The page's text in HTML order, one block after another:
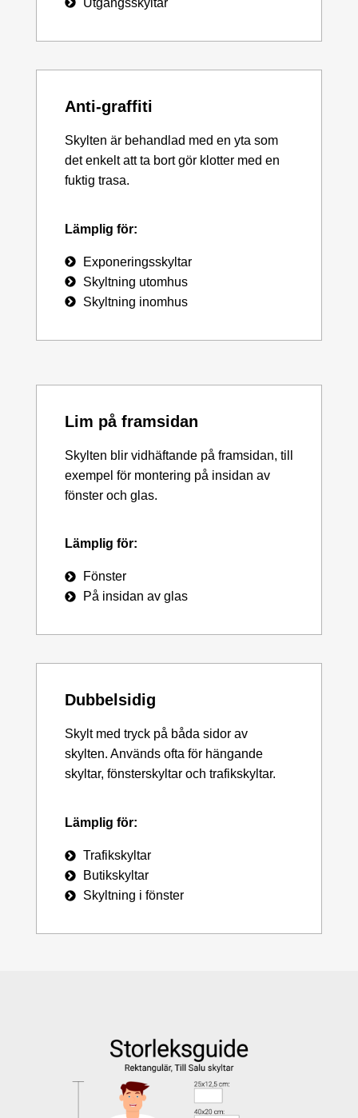
Anti-graffiti
Skylten är behandlad med en yta som
det enkelt att ta bort gör klotter med en
fuktig trasa.
Lämplig för:
Exponeringsskyltar
Skyltning utomhus
Skyltning inomhus
Lim på framsidan
Skylten blir vidhäftande på framsidan, till
exempel för montering på insidan av
fönster och glas.
Lämplig för:
Fönster
På insidan av glas
Dubbelsidig
Skylt med tryck på båda sidor av
skylten. Används ofta för hängande
skyltar, fönsterskyltar och trafikskyltar.
Lämplig för:
Trafikskyltar
Butikskyltar
Skyltning i fönster